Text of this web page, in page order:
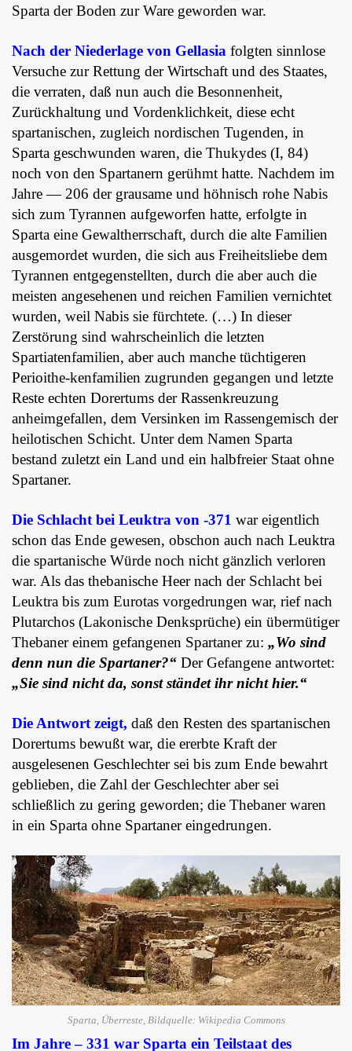
Sparta der Boden zur Ware geworden war.
Nach der Niederlage von Gellasia folgten sinnlose
Versuche zur Rettung der Wirtschaft und des Staates,
die verraten, daß nun auch die Besonnenheit,
Zurückhaltung und Vordenklichkeit, diese echt
spartanischen, zugleich nordischen Tugenden, in
Sparta geschwunden waren, die Thukydes (I, 84)
noch von den Spartanern gerühmt hatte. Nachdem im
Jahre ― 206 der grausame und höhnisch rohe Nabis
sich zum Tyrannen aufgeworfen hatte, erfolgte in
Sparta eine Gewaltherrschaft, durch die alte Familien
ausgemordet wurden, die sich aus Freiheitsliebe dem
Tyrannen entgegenstellten, durch die aber auch die
meisten angesehenen und reichen Familien vernichtet
wurden, weil Nabis sie fürchtete. (…) In dieser
Zerstörung sind wahrscheinlich die letzten
Spartiatenfamilien, aber auch manche tüchtigeren
Perioithe-kenfamilien zugrunden gegangen und letzte
Reste echten Dorertums der Rassenkreuzung
anheimgefallen, dem Versinken im Rassengemisch der
heilotischen Schicht. Unter dem Namen Sparta
bestand zuletzt ein Land und ein halbfreier Staat ohne
Spartaner.
Die Schlacht bei Leuktra von -371 war eigentlich
schon das Ende gewesen, obschon auch nach Leuktra
die spartanische Würde noch nicht gänzlich verloren
war. Als das thebanische Heer nach der Schlacht bei
Leuktra bis zum Eurotas vorgedrungen war, rief nach
Plutarchos (Lakonische Denksprüche) ein übermütiger
Thebaner einem gefangenen Spartaner zu: „Wo sind
denn nun die Spartaner?“ Der Gefangene antwortet:
„Sie sind nicht da, sonst ständet ihr nicht hier.“
Die Antwort zeigt, daß den Resten des spartanischen
Dorertums bewußt war, die ererbte Kraft der
ausgelesenen Geschlechter sei bis zum Ende bewahrt
geblieben, die Zahl der Geschlechter aber sei
schließlich zu gering geworden; die Thebaner waren
in ein Sparta ohne Spartaner eingedrungen.
Sparta, Überreste, Bildquelle: Wikipedia Commons
Im Jahre – 331 war Sparta ein Teilstaat des